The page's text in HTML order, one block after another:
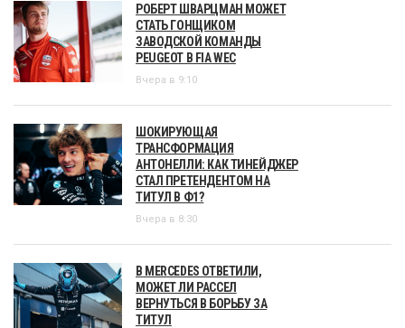
РОБЕРТ ШВАРЦМАН МОЖЕТ
СТАТЬ ГОНЩИКОМ
ЗАВОДСКОЙ КОМАНДЫ
PEUGEOT В FIA WEC
Вчера в 9:10
ШОКИРУЮЩАЯ
ТРАНСФОРМАЦИЯ
АНТОНЕЛЛИ: КАК ТИНЕЙДЖЕР
СТАЛ ПРЕТЕНДЕНТОМ НА
ТИТУЛ В Ф1?
Вчера в 8:30
В MERCEDES ОТВЕТИЛИ,
МОЖЕТ ЛИ РАССЕЛ
ВЕРНУТЬСЯ В БОРЬБУ ЗА
ТИТУЛ